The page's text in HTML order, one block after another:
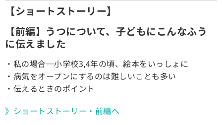
【ショートストーリー】
【前編】うつについて、子どもにこんなふう
に伝えました
・私の場合─小学校3,4年の頃、絵本をいっしょに
・病気をオープンにするのは難しいことも多い
・伝えるときのポイント
》ショートストーリー・前編へ